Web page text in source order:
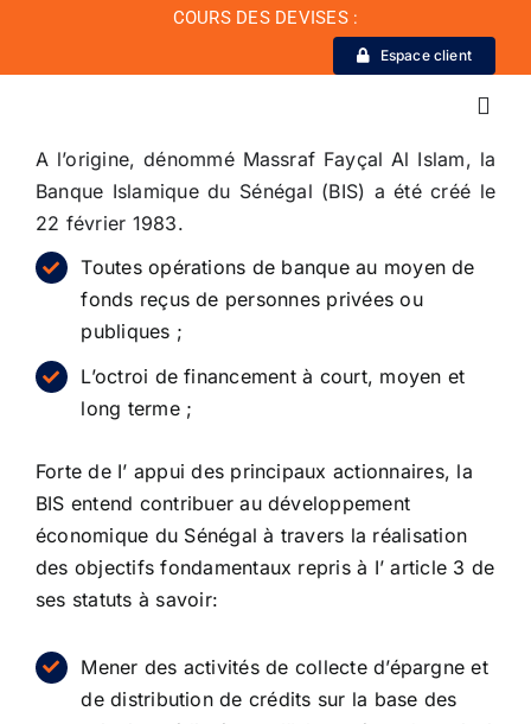
contenu
COURS DES DEVISES :
Espace client
La Banque
Actualité
Conseil de conformité
Diaspora
Entreprises
Carrière
A l’origine, dénommé Massraf Fayçal Al Islam, la
Banque Islamique du Sénégal (BIS) a été créé le
22 février 1983.
Toutes opérations de banque au moyen de
fonds reçus de personnes privées ou
publiques ;
L’octroi de financement à court, moyen et
long terme ;
Forte de I’ appui des principaux actionnaires, la
BIS entend contribuer au développement
économique du Sénégal à travers la réalisation
des objectifs fondamentaux repris à I’ article 3 de
ses statuts à savoir:
Mener des activités de collecte d’épargne et
de distribution de crédits sur la base des